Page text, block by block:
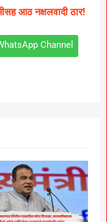
आठ नक्षलवादी ठार!
Channel